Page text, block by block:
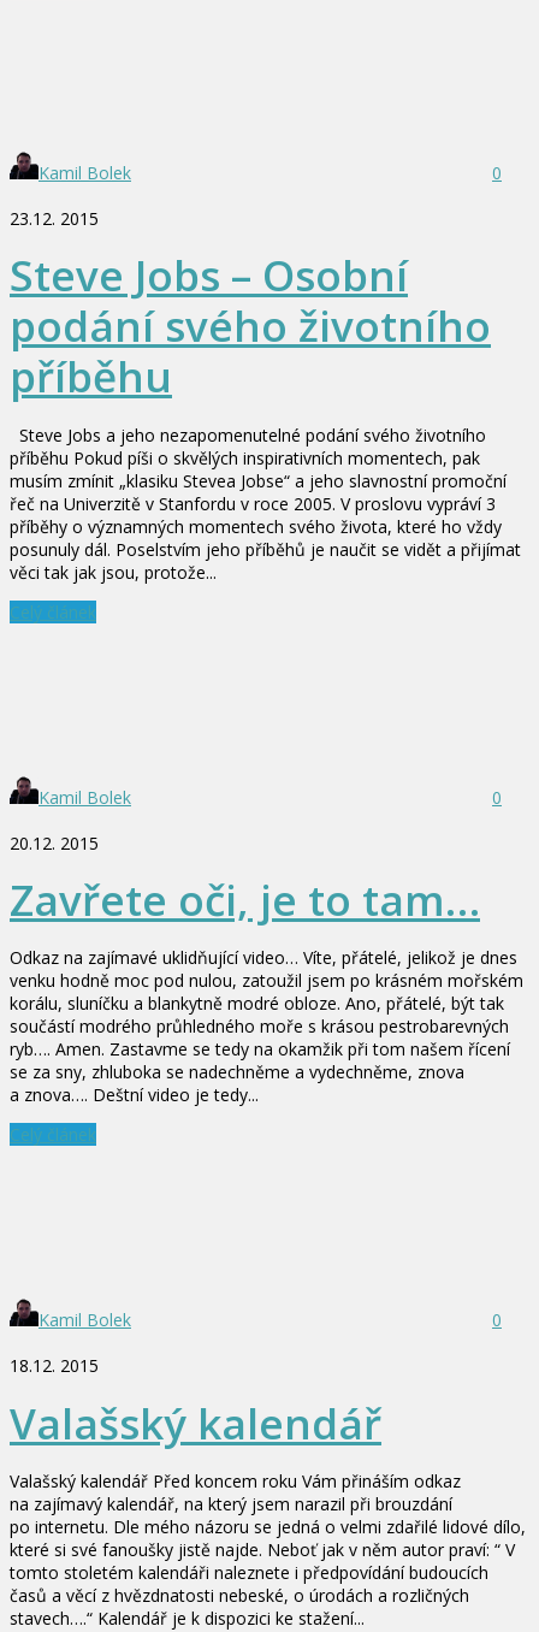
Kamil Bolek
0
23.12. 2015
Steve Jobs – Osobní
podání svého životního
příběhu
Steve Jobs a jeho nezapomenutelné podání svého životního
příběhu Pokud píši o skvělých inspirativních momentech, pak
musím zmínit „klasiku Stevea Jobse“ a jeho slavnostní promoční
řeč na Univerzitě v Stanfordu v roce 2005. V proslovu vypráví 3
příběhy o významných momentech svého života, které ho vždy
posunuly dál. Poselstvím jeho příběhů je naučit se vidět a přijímat
věci tak jak jsou, protože...
Celý článek
Kamil Bolek
0
20.12. 2015
Zavřete oči, je to tam…
Odkaz na zajímavé uklidňující video… Víte, přátelé, jelikož je dnes
venku hodně moc pod nulou, zatoužil jsem po krásném mořském
korálu, sluníčku a blankytně modré obloze. Ano, přátelé, být tak
součástí modrého průhledného moře s krásou pestrobarevných
ryb…. Amen. Zastavme se tedy na okamžik při tom našem řícení
se za sny, zhluboka se nadechněme a vydechněme, znova
a znova…. Deštní video je tedy...
Celý článek
Kamil Bolek
0
18.12. 2015
Valašský kalendář
Valašský kalendář Před koncem roku Vám přináším odkaz
na zajímavý kalendář, na který jsem narazil při brouzdání
po internetu. Dle mého názoru se jedná o velmi zdařilé lidové dílo,
které si své fanoušky jistě najde. Neboť jak v něm autor praví: “ V
tomto stoletém kalendáři naleznete i předpovídání budoucích
časů a věcí z hvězdnatosti nebeské, o úrodách a rozličných
stavech….“ Kalendář je k dispozici ke stažení...